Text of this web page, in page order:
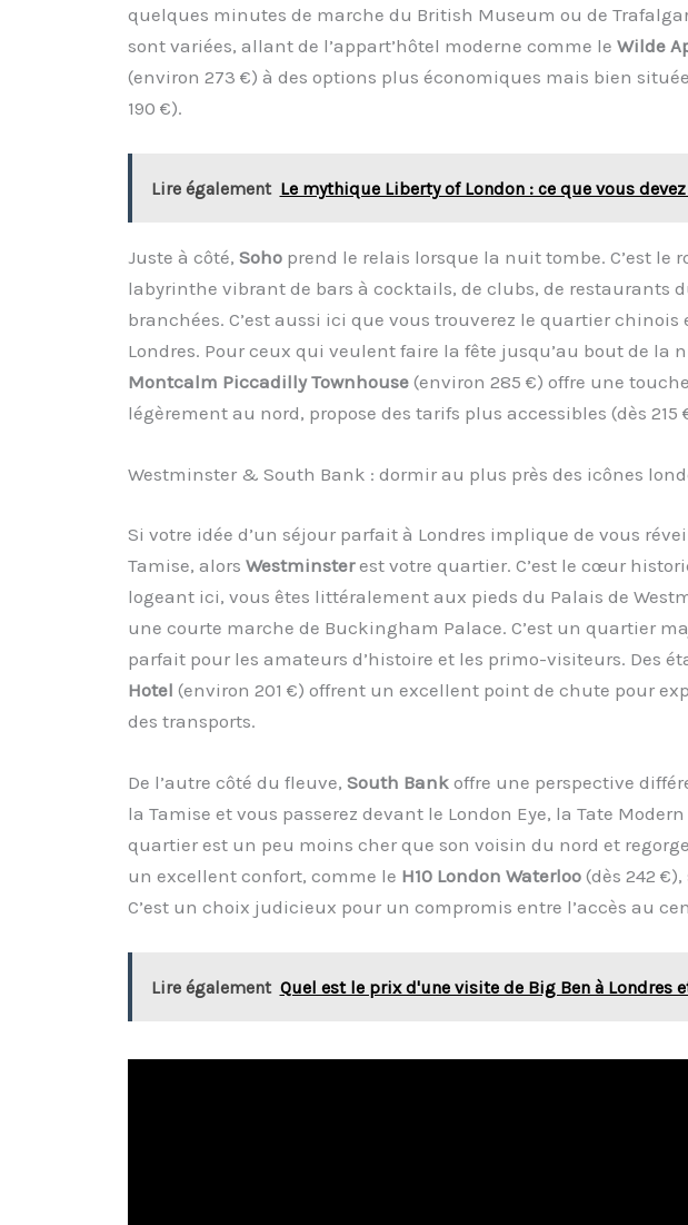
quelques minutes de marche du British Museum ou de
sont variées, allant de l’appart’hôtel moderne comme le Wilde
(environ 273 €) à des options plus économiques mais bien
190 €).
Lire également Le mythique Liberty of London : ce que vous
Juste à côté, Sohoprend le relais lorsque la nuit tombe. C’est le
labyrinthe vibrant de bars à cocktails, de clubs, de restaurants
branchées. C’est aussi ici que vous trouverez le quartier chinois
Londres. Pour ceux qui veulent faire la fête jusqu’au bout de la
Montcalm Piccadilly Townhouse(environ 285 €) offre une
légèrement au nord, propose des tarifs plus accessibles (dès 215
Westminster & South Bank : dormir au plus près des icônes
Si votre idée d’un séjour parfait à Londres implique de vous
Tamise, alors Westminsterest votre quartier. C’est le cœur
logeant ici, vous êtes littéralement aux pieds du Palais de
une courte marche de Buckingham Palace. C’est un quartier
parfait pour les amateurs d’histoire et les primo-visiteurs. Des
Hotel (environ 201 €) offrent un excellent point de chute pour
des transports.
De l’autre côté du fleuve, South Bankoffre une perspective
la Tamise et vous passerez devant le London Eye, la Tate
quartier est un peu moins cher que son voisin du nord et
un excellent confort, comme le H10 London Waterloo(dès 242
C’est un choix judicieux pour un compromis entre l’accès au
Lire également Quel est le prix d'une visite de Big Ben à Londres